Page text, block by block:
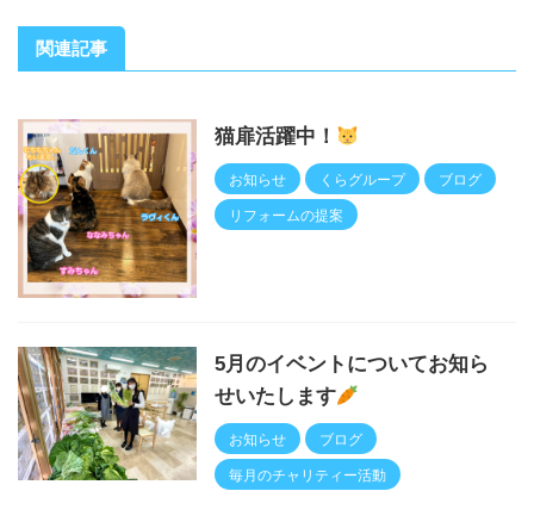
関連記事
猫扉活躍中！
お知らせ くらグループ
ブログ
リフォームの提案
5月のイベントについてお知ら
せいたします
お知らせ
ブログ
毎月のチャリティー活動